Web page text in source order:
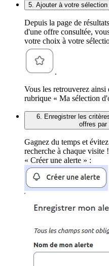
5. Ajouter à votre
Depuis la page de
d'une offre consultée,
votre choix à votre
.
Vous les retrouverez ainsi
rubrique « Ma sélection
6. Enregistrer les
offres par
Gagnez du temps et
recherche à chaque
« Créer une alerte » :